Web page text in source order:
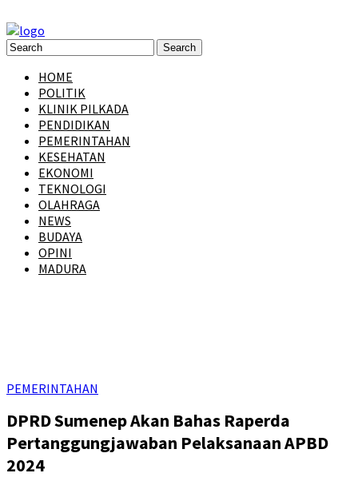
HOME
POLITIK
KLINIK PILKADA
PENDIDIKAN
PEMERINTAHAN
KESEHATAN
EKONOMI
TEKNOLOGI
OLAHRAGA
NEWS
BUDAYA
OPINI
MADURA
PEMERINTAHAN
DPRD Sumenep Akan Bahas Raperda
Pertanggungjawaban Pelaksanaan APBD
2024